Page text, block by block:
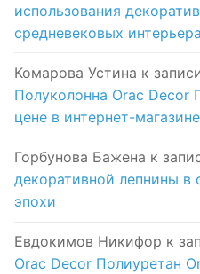
использования
средневековых
Комарова Устина к
Полуколонна Orac Decor
цене в интернет-магазине
Горбунова Бажена к
декоративной лепнины в
эпохи
Евдокимов Никифор к
Orac Decor Полиуретан